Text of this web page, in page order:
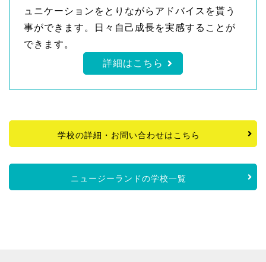
ュニケーションをとりながらアドバイスを貰う
事ができます。日々自己成長を実感することが
できます。
詳細はこちら
学校の詳細・お問い合わせはこちら
ニュージーランドの学校一覧